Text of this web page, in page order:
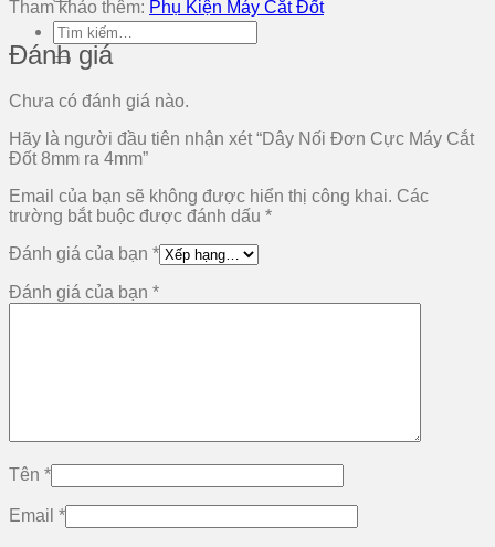
Tìm
kiếm:
Tham khảo thêm: Phụ Kiện Máy Cắt Đốt
Đánh giá
Chưa có đánh giá nào.
Hãy là người đầu tiên nhận xét “Dây Nối Đơn Cực Máy Cắt
Đốt 8mm ra 4mm”
Email của bạn sẽ không được hiển thị công khai. Các
trường bắt buộc được đánh dấu *
Đánh giá của bạn *
Đánh giá của bạn *
Tên *
Email *